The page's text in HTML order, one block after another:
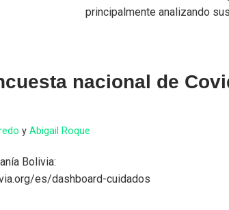
principalmente analizando
nacional de
y Abigail Roque
Bolivia:
es/dashboard-cuidados